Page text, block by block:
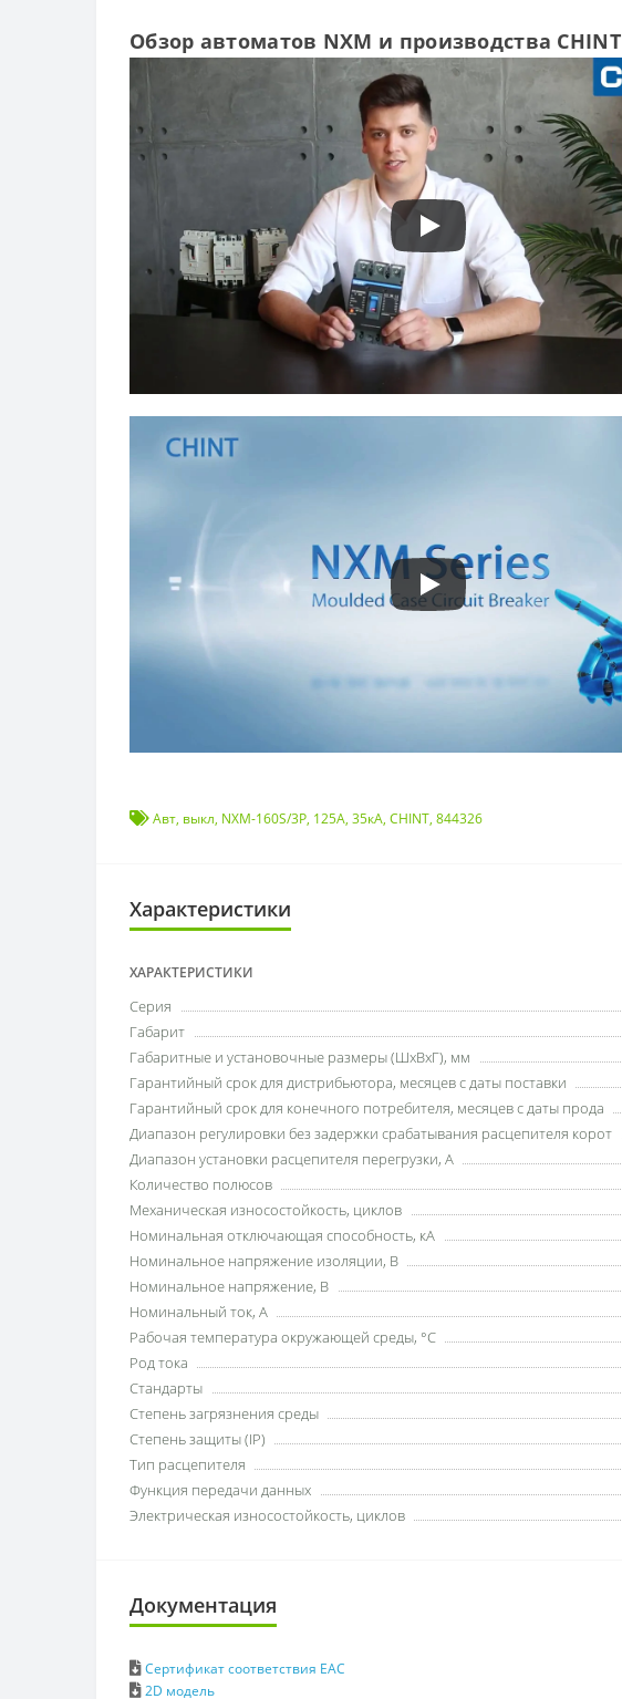
Обзор автоматов NXM и производства CHINT
Авт, выкл, NXM-160S/3Р, 125A, 35кА, CHINT, 844326
Характеристики
ХАРАКТЕРИСТИКИ
Серия
Габарит
Габаритные и установочные размеры (ШхВхГ), мм
Гарантийный срок для дистрибьютора, месяцев с даты поставки
Гарантийный срок для конечного потребителя, месяцев с даты прода
Диапазон регулировки без задержки срабатывания расцепителя корот
Диапазон установки расцепителя перегрузки, А
Количество полюсов
Механическая износостойкость, циклов
Номинальная отключающая способность, кА
Номинальное напряжение изоляции, В
Номинальное напряжение, В
Номинальный ток, А
Рабочая температура окружающей среды, °C
Род тока
Стандарты
Степень загрязнения среды
Степень защиты (IP)
Тип расцепителя
Функция передачи данных
Электрическая износостойкость, циклов
Документация
Cертификат соответствия ЕАС
2D модель